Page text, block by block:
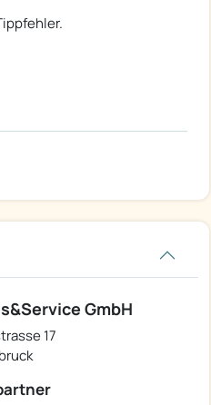
GmbH
17